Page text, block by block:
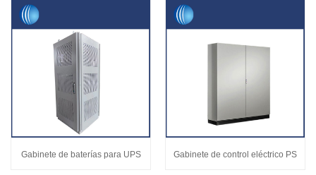
Gabinete de baterías para UPS Gabinete de control eléctrico PS